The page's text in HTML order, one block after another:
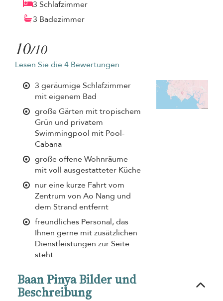
3 Schlafzimmer
3 Badezimmer
10/10
Lesen Sie die 4 Bewertungen
3 geräumige Schlafzimmer
mit eigenem Bad
große Gärten mit tropischem
Grün und privatem
Swimmingpool mit Pool-
Cabana
große offene Wohnräume
mit voll ausgestatteter Küche
nur eine kurze Fahrt vom
Zentrum von Ao Nang und
dem Strand entfernt
freundliches Personal, das
Ihnen gerne mit zusätzlichen
Dienstleistungen zur Seite
steht
Baan Pinya Bilder und
Beschreibung